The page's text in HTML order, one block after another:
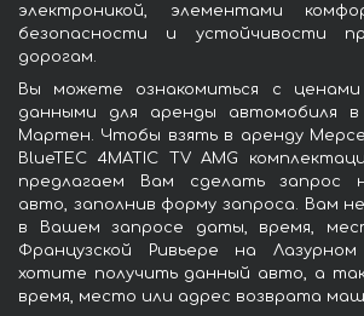
электроникой, элементами
безопасности и устойчивости
дорогам.
Вы можете ознакомиться с
данными для аренды автомобиля
Мартен. Чтобы взять в аренду
BlueTEC 4MATIC TV AMG
предлагаем Вам сделать запрос
авто, заполнив форму запроса. Вам
в Вашем запросе даты, время,
Французской Ривьере на
хотите получить данный авто, а
время, место или адрес возврата